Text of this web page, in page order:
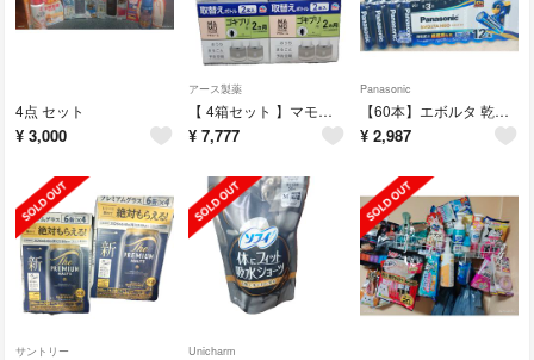
4点 セット
¥ 3,000
アース製薬
【 4箱セット 】マモルーム ゴキブリ用 取替えボトル 2ヵ月用 2本入
¥ 7,777
Panasonic
【60本】エボルタ 乾電池エボルタネオ 単3形 LR6NJ／12SW(12本入)
¥ 2,987
サントリー Unicharm